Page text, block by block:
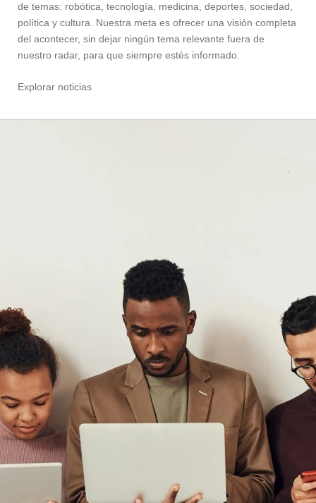
de temas: robótica, tecnología, medicina, deportes, sociedad,
política y cultura. Nuestra meta es ofrecer una visión completa
del acontecer, sin dejar ningún tema relevante fuera de
nuestro radar, para que siempre estés informado.
Explorar noticias